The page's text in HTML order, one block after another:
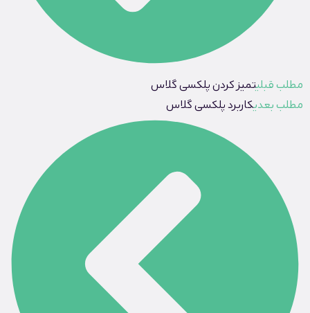
مطلب قبلیتمیز کردن پلکسی گلاس
مطلب بعدیکاربرد پلکسی گلاس